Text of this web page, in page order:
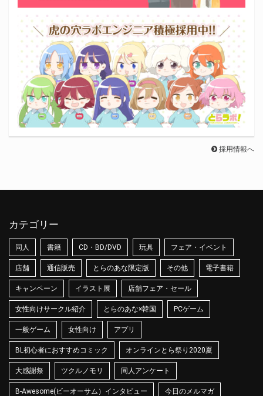
採用情報へ
カテゴリー
同人 書籍 CD・BD/DVD 玩具 フェア・イベント
店舗 通信販売 とらのあな限定版 その他 電子書籍
キャンペーン イラスト展 店舗フェア・セール
女性向けサークル紹介 とらのあな×韓国 PCゲーム
一般ゲーム 女性向け アプリ
BL初心者におすすめコミック オンラインとら祭り2020夏
大感謝祭 ツクルノモリ 同人アンケート
B-Awesome(ビーオーサム）インタビュー 今日のメルマガ